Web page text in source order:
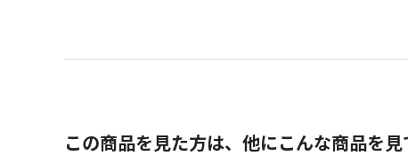
この商品を見た方は、他にこんな商品を